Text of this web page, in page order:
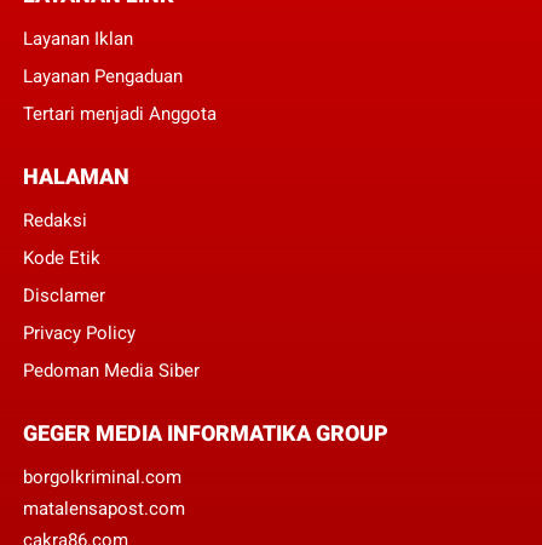
Layanan Iklan
Layanan Pengaduan
Tertari menjadi Anggota
HALAMAN
Redaksi
Kode Etik
Disclamer
Privacy Policy
Pedoman Media Siber
GEGER MEDIA INFORMATIKA GROUP
borgolkriminal.com
matalensapost.com
cakra86.com